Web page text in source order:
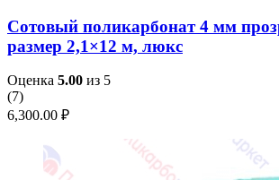
Сотовый поликарбонат 4 мм
размер 2,1×12 м, люкс
Оценка 5.00 из 5
(7)
6,300.00 ₽